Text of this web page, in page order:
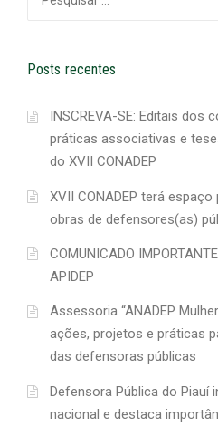
por:
Posts recentes
INSCREVA-SE: Editais dos
práticas associativas e
do XVII CONADEP
XVII CONADEP terá
obras de defensores(as)
COMUNICADO
APIDEP
Assessoria “ANADEP
ações, projetos e práticas
das defensoras públicas
Defensora Pública do Piauí
nacional e destaca